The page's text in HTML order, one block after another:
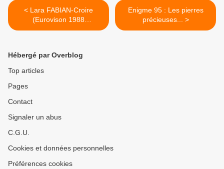
< Lara FABIAN-Croire
(Eurovison 1988
Luxembourg)
Enigme 95 : Les pierres
précieuses... >
Hébergé par Overblog
Top articles
Pages
Contact
Signaler un abus
C.G.U.
Cookies et données personnelles
Préférences cookies